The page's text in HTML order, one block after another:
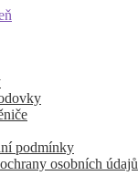
podmínky
osobních údajů